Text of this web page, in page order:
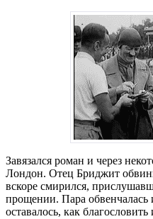
Завязался роман и через
Лондон. Отец Бриджит
вскоре смирился,
прощении. Пара обвенчалась
оставалось, как